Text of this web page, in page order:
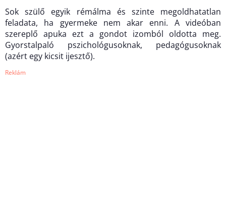
Sok szülő egyik rémálma és szinte megoldhatatlan
feladata, ha gyermeke nem akar enni. A videóban
szereplő apuka ezt a gondot izomból oldotta meg.
Gyorstalpaló pszichológusoknak, pedagógusoknak
(azért egy kicsit ijesztő).
Reklám